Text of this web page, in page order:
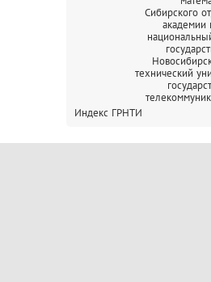
Сибирского
академии
технический
Индекс ГРНТИ